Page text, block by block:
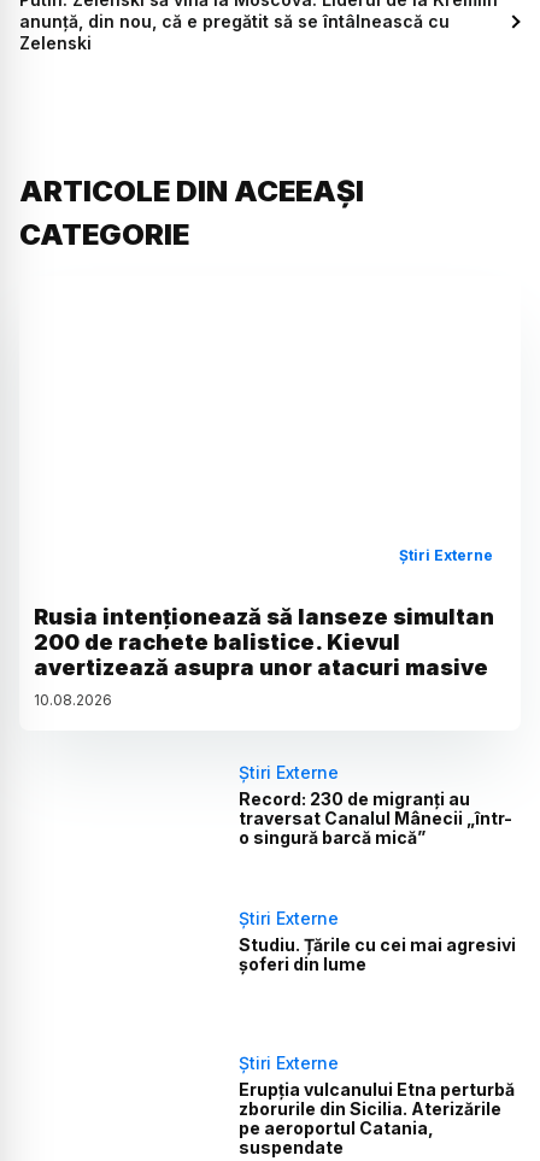
anunță, din nou, că e pregătit să se întâlnească cu
Zelenski
ARTICOLE DIN ACEEAȘI
CATEGORIE
Știri Externe
Rusia intenționează să lanseze simultan
200 de rachete balistice. Kievul
avertizează asupra unor atacuri masive
10.08.2026
Știri Externe
Record: 230 de migranți au
traversat Canalul Mânecii „într-
o singură barcă mică”
Știri Externe
Studiu. Țările cu cei mai agresivi
șoferi din lume
Știri Externe
Erupția vulcanului Etna perturbă
zborurile din Sicilia. Aterizările
pe aeroportul Catania,
suspendate